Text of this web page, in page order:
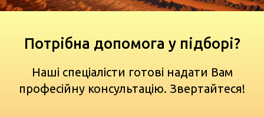
Потрібна допомога у підборі?
Наші спеціалісти готові надати Вам
професійну консультацію. Звертайтеся!